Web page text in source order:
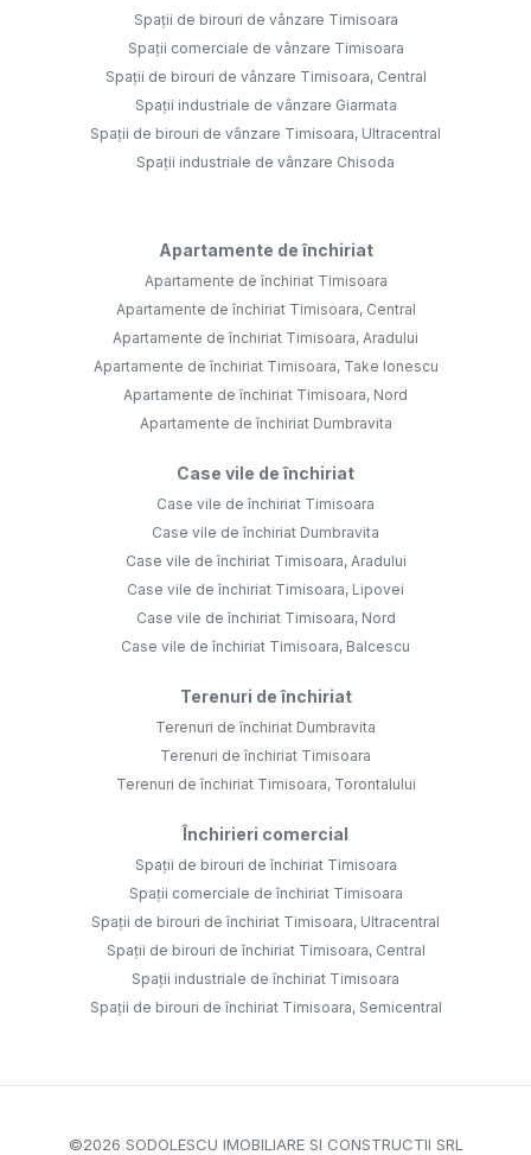
Spații de birouri de vânzare Timisoara
Spații comerciale de vânzare Timisoara
Spații de birouri de vânzare Timisoara, Central
Spații industriale de vânzare Giarmata
Spații de birouri de vânzare Timisoara, Ultracentral
Spații industriale de vânzare Chisoda
Apartamente de închiriat
Apartamente de închiriat Timisoara
Apartamente de închiriat Timisoara, Central
Apartamente de închiriat Timisoara, Aradului
Apartamente de închiriat Timisoara, Take Ionescu
Apartamente de închiriat Timisoara, Nord
Apartamente de închiriat Dumbravita
Case vile de închiriat
Case vile de închiriat Timisoara
Case vile de închiriat Dumbravita
Case vile de închiriat Timisoara, Aradului
Case vile de închiriat Timisoara, Lipovei
Case vile de închiriat Timisoara, Nord
Case vile de închiriat Timisoara, Balcescu
Terenuri de închiriat
Terenuri de închiriat Dumbravita
Terenuri de închiriat Timisoara
Terenuri de închiriat Timisoara, Torontalului
Închirieri comercial
Spații de birouri de închiriat Timisoara
Spații comerciale de închiriat Timisoara
Spații de birouri de închiriat Timisoara, Ultracentral
Spații de birouri de închiriat Timisoara, Central
Spații industriale de închiriat Timisoara
Spații de birouri de închiriat Timisoara, Semicentral
©2026 SODOLESCU IMOBILIARE SI CONSTRUCTII SRL